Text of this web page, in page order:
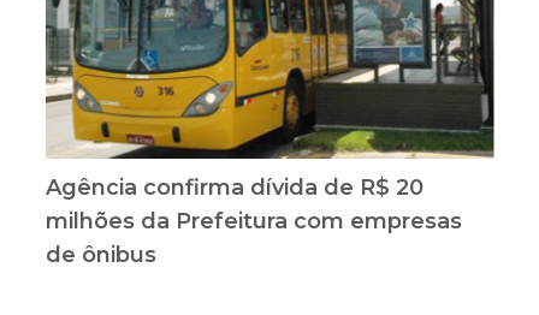
Agência confirma dívida de R$ 20
milhões da Prefeitura com empresas
de ônibus